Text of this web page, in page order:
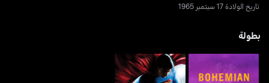
تاريخ الولادة 17 سبتمبر 1965
بطولة